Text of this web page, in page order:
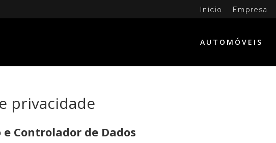
Início Empresa
AUTOMÓVEIS
privacidade
Controlador de Dados